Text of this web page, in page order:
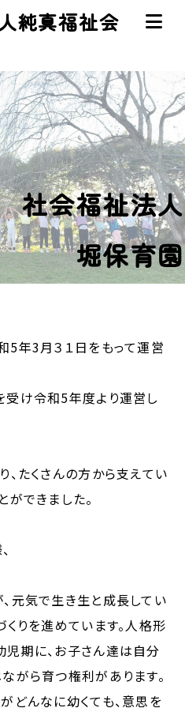
社会福祉法
堀保育
年3月３１日をもって運営
け令和5年度より運営し
、たくさんの方から支えてい
ができました。
元気で生き生と成長してい
くりを進めています。人格形
期に、お子さん達は自分
がら育つ権利があります。
どんなに幼くても、意思を
純真福祉会